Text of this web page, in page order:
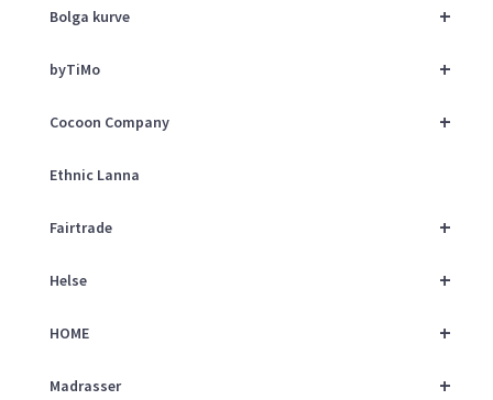
+
Bolga kurve
+
byTiMo
+
Cocoon Company
Ethnic Lanna
+
Fairtrade
+
Helse
+
HOME
+
Madrasser